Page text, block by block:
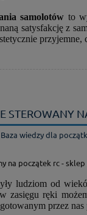
samolotów to
satysfakcję z
STEROWANY
Baza wiedzy dla
ludziom od
zasięgu ręki
przez